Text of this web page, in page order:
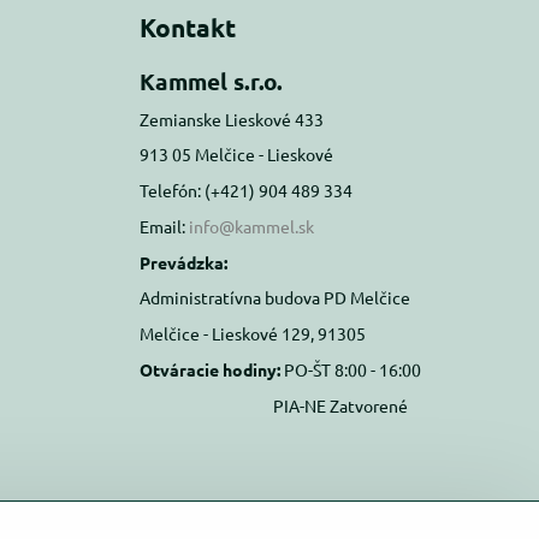
Kontakt
Kammel s.r.o.
Zemianske Lieskové 433
913 05 Melčice - Lieskové
Telefón: (+421) 904 489 334
Email: info@kammel.sk
Prevádzka:
Administratívna budova PD Melčice
Melčice - Lieskové 129, 91305
Otváracie hodiny: PO-ŠT 8:00 - 16:00
PIA-NE Zatvorené